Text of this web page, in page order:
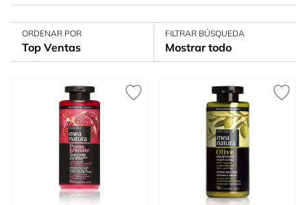
ORDENAR POR
Top Ventas
FILTRAR BÚSQUEDA
Mostrar todo